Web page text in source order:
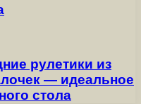
рулетики из
— идеальное
стола